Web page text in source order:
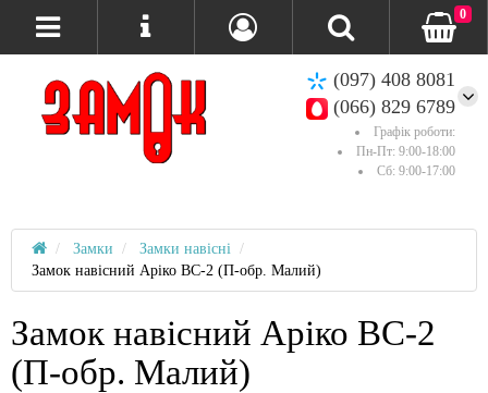
(097) 408 8081
(066) 829 6789
Графік роботи:
Пн-Пт: 9:00-18:00
Сб: 9:00-17:00
0
Замки
Замки навісні
Замок навісний Аріко ВС-2 (П-обр. Малий)
Замок навісний Аріко ВС-2
(П-обр. Малий)